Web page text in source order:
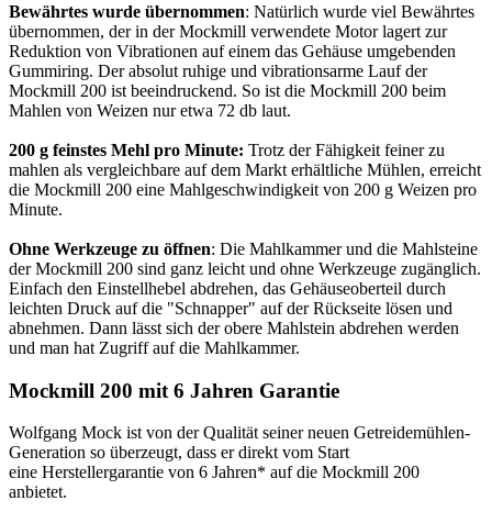
Bewährtes wurde übernommen: Natürlich wurde viel Bewährtes
übernommen, der in der Mockmill verwendete Motor lagert zur
Reduktion von Vibrationen auf einem das Gehäuse umgebenden
Gummiring. Der absolut ruhige und vibrationsarme Lauf der
Mockmill 200 ist beeindruckend. So ist die Mockmill 200 beim
Mahlen von Weizen nur etwa 72 db laut.
200 g feinstes Mehl pro Minute: Trotz der Fähigkeit feiner zu
mahlen als vergleichbare auf dem Markt erhältliche Mühlen, erreicht
die Mockmill 200 eine Mahlgeschwindigkeit von 200 g Weizen pro
Minute.
Ohne Werkzeuge zu öffnen: Die Mahlkammer und die Mahlsteine
der Mockmill 200 sind ganz leicht und ohne Werkzeuge zugänglich.
Einfach den Einstellhebel abdrehen, das Gehäuseoberteil durch
leichten Druck auf die "Schnapper" auf der Rückseite lösen und
abnehmen. Dann lässt sich der obere Mahlstein abdrehen werden
und man hat Zugriff auf die Mahlkammer.
Mockmill 200 mit 6 Jahren Garantie
Wolfgang Mock ist von der Qualität seiner neuen Getreidemühlen-
Generation so überzeugt, dass er direkt vom Start
eine Herstellergarantie von 6 Jahren* auf die Mockmill 200
anbietet.